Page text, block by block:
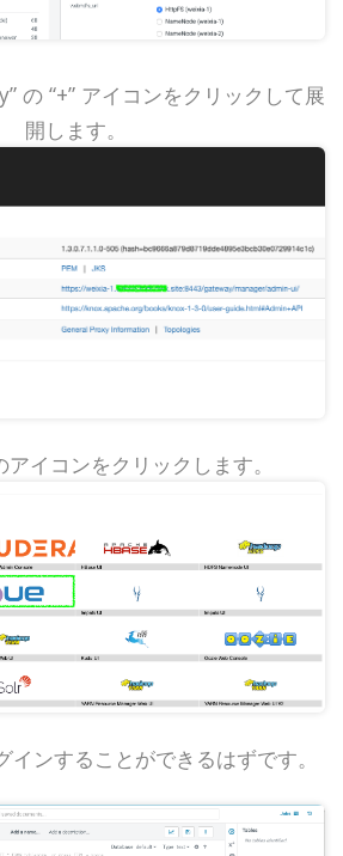
の “+” アイコンをクリックして展
開します。
イコンをクリックします。
ンすることができるはずです。